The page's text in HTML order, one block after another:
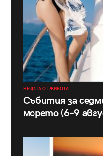
НЕЩАТА ОТ ЖИВОТА
Събития за
морето (6–9